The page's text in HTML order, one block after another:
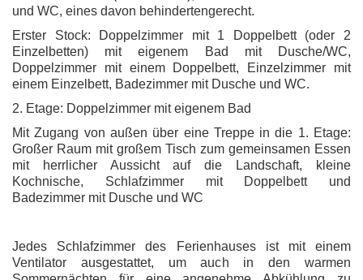
und WC, eines davon behindertengerecht.
Erster Stock: Doppelzimmer mit 1 Doppelbett (oder 2
Einzelbetten) mit eigenem Bad mit Dusche/WC,
Doppelzimmer mit einem Doppelbett, Einzelzimmer mit
einem Einzelbett, Badezimmer mit Dusche und WC.
2. Etage: Doppelzimmer mit eigenem Bad
Mit Zugang von außen über eine Treppe in die 1. Etage:
Großer Raum mit großem Tisch zum gemeinsamen Essen
mit herrlicher Aussicht auf die Landschaft, kleine
Kochnische, Schlafzimmer mit Doppelbett und
Badezimmer mit Dusche und WC
Jedes Schlafzimmer des Ferienhauses ist mit einem
Ventilator ausgestattet, um auch in den warmen